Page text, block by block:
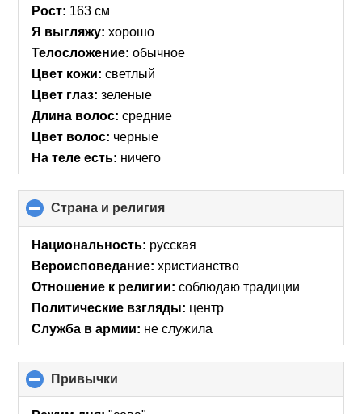
Рост: 163 см
Я выгляжу: хорошо
Телосложение: обычное
Цвет кожи: светлый
Цвет глаз: зеленые
Длина волос: средние
Цвет волос: черные
На теле есть: ничего
Страна и религия
to
collapse
Национальность: русская
Вероисповедание: христианство
Отношение к религии: соблюдаю традиции
Политические взгляды: центр
Служба в армии: не служила
Привычки
to
collapse